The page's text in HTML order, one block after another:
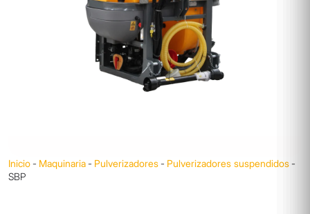
Inicio- Maquinaria- Pulverizadores- Pulverizadores suspendidos-
SBP